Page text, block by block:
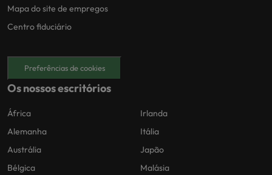
Mapa do site de empregos
Centro fiduciário
Preferências de cookies
Os nossos escritórios
África
Alemanha
Austrália
Bélgica
Irlanda
Itália
Japão
Malásia